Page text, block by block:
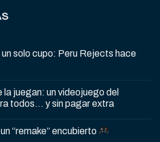
solo cupo: Peru Rejects hace
juegan: un videojuego del
todos… y sin pagar extra
“remake” encubierto